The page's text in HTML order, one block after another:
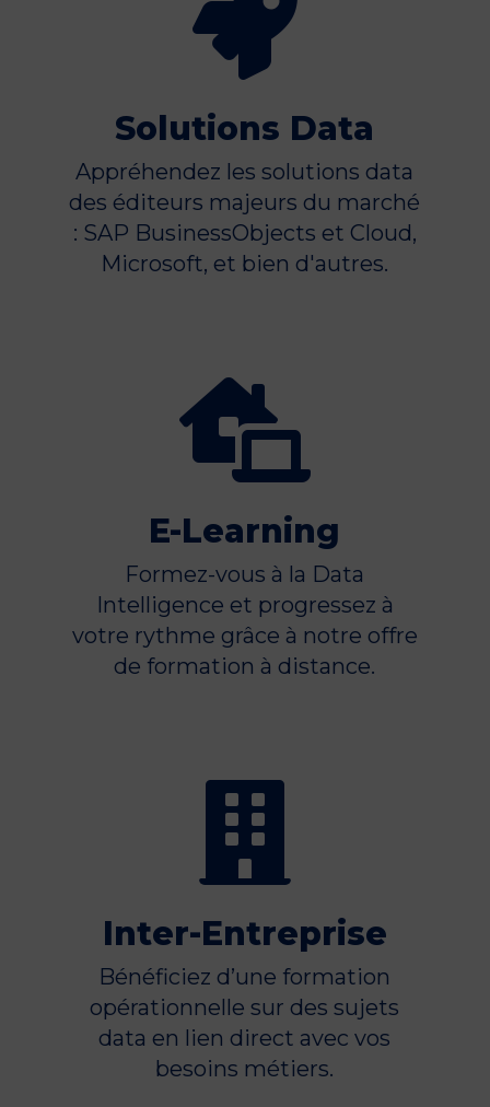

Solutions Data
Appréhendez les solutions data
des éditeurs majeurs du marché
: SAP BusinessObjects et Cloud,
Microsoft, et bien d'autres.

E-Learning
Formez-vous à la Data
Intelligence et progressez à
votre rythme grâce à notre offre
de formation à distance.

Inter-Entreprise
Bénéficiez d’une formation
opérationnelle sur des sujets
data en lien direct avec vos
besoins métiers.